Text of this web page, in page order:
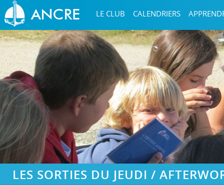
LE CLUB CALENDRIERS
LES SORTIES DU JEUDI /